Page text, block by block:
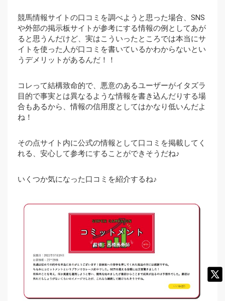
競馬情報サイトの口コミを調べようと思った場合、SNS
や外部の掲示板サイトが参考にする情報の例としてあが
ると思うんだけど、実はこういったところでは本当にサ
イトを使った人が口コミを書いているかわからないとい
うデメリットがあるんだ！！
コレって結構致命的で、悪意のあるユーザーがイタズラ
目的で事実とは異なるような情報を書き込んだりする場
合もあるから、情報の信用度としてはかなり低いんだよ
ね！
その点サイト内に公式の情報として口コミを掲載してく
れる、安心して参考にすることができそうだね♪
いくつか気になった口コミを紹介するね♪